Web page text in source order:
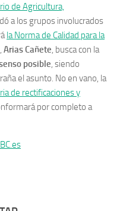
de Agricultura,
a los grupos involucrados
la Norma de Calidad para la
Arias Cañete , busca con la
posible , siendo
el asunto. No en vano, la
de rectificaciones y
por completo a